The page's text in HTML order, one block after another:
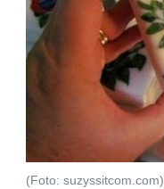
(Foto: suzyssitcom.com)